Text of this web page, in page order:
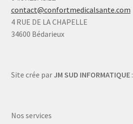
contact@confortmedicalsante.com
4 RUE DE LA CHAPELLE
34600 Bédarieux
Site crée par JM SUD INFORMATIQUE:
Nos services